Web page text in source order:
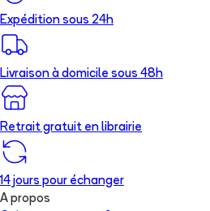
Expédition sous 24h
Livraison à domicile sous 48h
Retrait gratuit en librairie
14 jours pour échanger
A propos